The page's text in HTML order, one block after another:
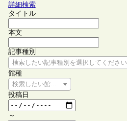
詳細検索
タイトル
本文
記事種別
検索したい記事種別を選択してください
館種
検索したい館種を選択してください
投稿日
～